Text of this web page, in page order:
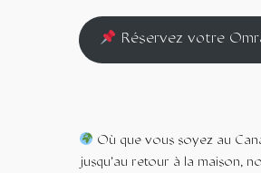
Réservez votre
Où que vous soyez au
jusqu’au retour à la maison,